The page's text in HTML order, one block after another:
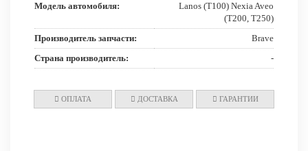
Модель автомобиля:
Lanos (T100) Nexia Aveo
(T200, T250)
Производитель запчасти:
Brave
Страна производитель:
-
ОПЛАТА ДОСТАВКА ГАРАНТИИ